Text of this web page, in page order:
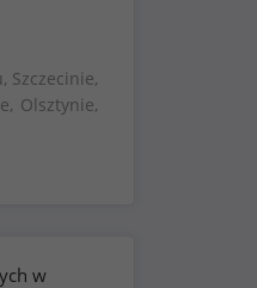
Szczecinie,
Olsztynie,
w